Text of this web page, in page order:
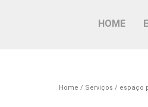
HOME
Home Serviços espaço